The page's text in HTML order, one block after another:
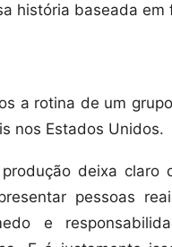
história baseada em
a rotina de um
nos Estados Unidos.
deixa claro
pessoas
e